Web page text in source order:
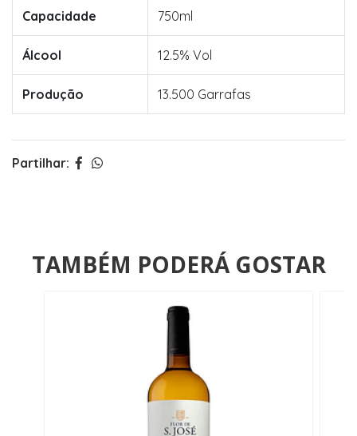
Capacidade 750ml
Álcool 12.5% Vol
Produção 13.500 Garrafas
Partilhar:
TAMBÉM PODERÁ GOSTAR